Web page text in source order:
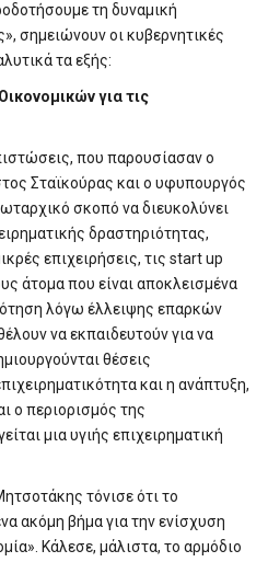
τη δυναμική
σημειώνουν οι κυβερνητικές
τα εξής:
για τις
που παρουσίασαν ο
Σταϊκούρας και ο υφυπουργός
σκοπό να διευκολύνει
δραστηριότητας,
επιχειρήσεις, τις start up
άτομα που είναι αποκλεισμένα
λόγω έλλειψης επαρκών
να εκπαιδευτούν για να
θέσεις
και η ανάπτυξη,
ο περιορισμός της
μια υγιής επιχειρηματική
τόνισε ότι το
ακόμη βήμα για την ενίσχυση
Κάλεσε, μάλιστα, το αρμόδιο